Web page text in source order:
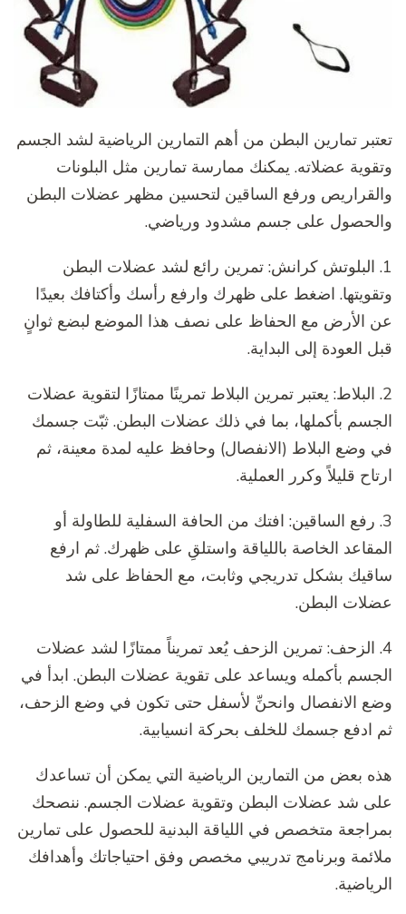
تعتبر تمارين البطن من أهم التمارين الرياضية لشد الجسم
وتقوية عضلاته. يمكنك ممارسة تمارين مثل البلونات
والقراريص ورفع الساقين لتحسين مظهر عضلات البطن
والحصول على جسم مشدود ورياضي.
1. البلوتش كرانش: تمرين رائع لشد عضلات البطن
وتقويتها. اضغط على ظهرك وارفع رأسك وأكتافك بعيدًا
عن الأرض مع الحفاظ على نصف هذا الموضع لبضع ثوانٍ
قبل العودة إلى البداية.
2. البلاط: يعتبر تمرين البلاط تمرينًا ممتازًا لتقوية عضلات
الجسم بأكملها، بما في ذلك عضلات البطن. ثبّت جسمك
في وضع البلاط (الانفصال) وحافظ عليه لمدة معينة، ثم
ارتاح قليلاً وكرر العملية.
3. رفع الساقين: افتك من الحافة السفلية للطاولة أو
المقاعد الخاصة باللياقة واستلقِ على ظهرك. ثم ارفع
ساقيك بشكل تدريجي وثابت، مع الحفاظ على شد
عضلات البطن.
4. الزحف: تمرين الزحف يُعد تمريناً ممتازًا لشد عضلات
الجسم بأكمله ويساعد على تقوية عضلات البطن. ابدأ في
وضع الانفصال وانحنِّ لأسفل حتى تكون في وضع الزحف،
ثم ادفع جسمك للخلف بحركة انسيابية.
هذه بعض من التمارين الرياضية التي يمكن أن تساعدك
على شد عضلات البطن وتقوية عضلات الجسم. ننصحك
بمراجعة متخصص في اللياقة البدنية للحصول على تمارين
ملائمة وبرنامج تدريبي مخصص وفق احتياجاتك وأهدافك
الرياضية.